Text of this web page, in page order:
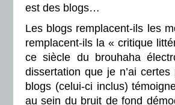
est des blogs…
Les blogs remplacent-ils les
remplacent-ils la « critique
ce siècle du brouhaha
dissertation que je n’ai
blogs (celui-ci inclus)
au sein du bruit de fond